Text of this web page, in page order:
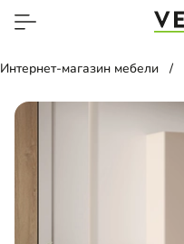
Интернет-магазин мебели